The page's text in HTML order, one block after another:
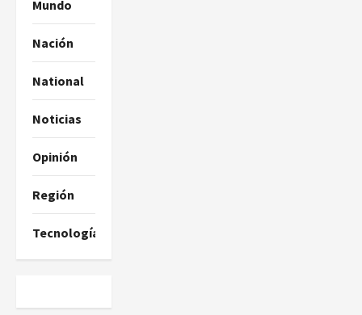
Mundo
Nación
National
Noticias
Opinión
Región
Tecnología